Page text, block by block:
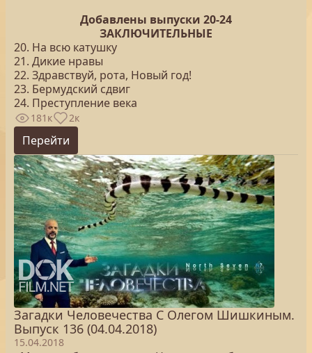
Добавлены выпуски 20-24
ЗАКЛЮЧИТЕЛЬНЫЕ
20. На всю катушку
21. Дикие нравы
22. Здравствуй, рота, Новый год!
23. Бермудский сдвиг
24. Преступление века
181к 2к
Перейти
Загадки Человечества С Олегом Шишкиным.
Выпуск 136 (04.04.2018)
15.04.2018